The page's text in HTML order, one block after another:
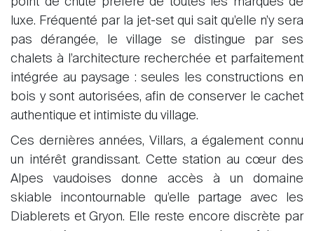
À propos
Nos experts
Contacter
Le blog
en fr
luxe. Fréquenté par la jet-set qui sait qu’elle n’y sera
pas dérangée, le village se distingue par ses
chalets à l’architecture recherchée et parfaitement
intégrée au paysage : seules les constructions en
bois y sont autorisées, afin de conserver le cachet
authentique et intimiste du village.
Ces dernières années, Villars, a également connu
un intérêt grandissant. Cette station au cœur des
Alpes vaudoises donne accès à un domaine
skiable incontournable qu’elle partage avec les
Diablerets et Gryon. Elle reste encore discrète par